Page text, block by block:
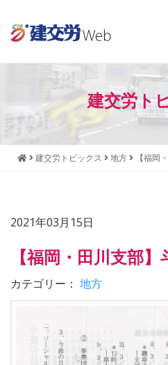
本
ン
メ
ジ
建交労ト
建交労トピックス 地方 【福岡
2021年03月15日
【福岡・田川支部
カテゴリー： 地方